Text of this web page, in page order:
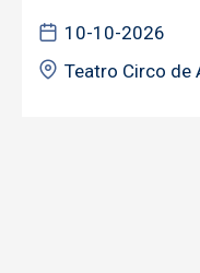
10-10-2026
Teatro Circo de